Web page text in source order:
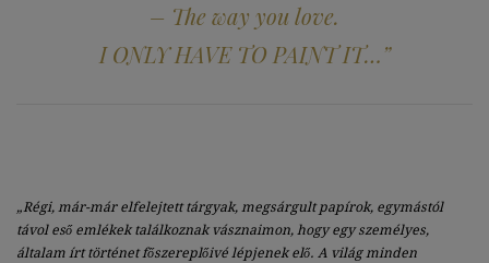
– The way you love.
I ONLY HAVE TO PAINT IT…”
„Régi, már-már elfelejtett tárgyak, megsárgult papírok, egymástól
távol eső emlékek találkoznak vásznaimon, hogy egy személyes,
általam írt történet főszereplőivé lépjenek elő. A világ minden